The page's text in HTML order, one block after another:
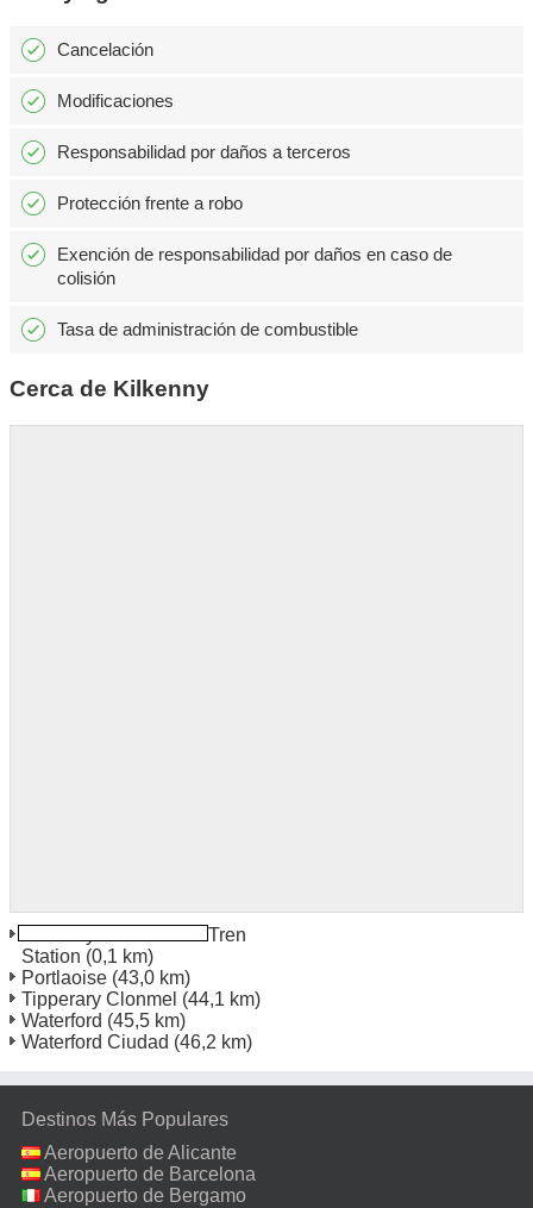
Cancelación
Modificaciones
Responsabilidad por daños a terceros
Protección frente a robo
Exención de responsabilidad por daños en caso de
colisión
Tasa de administración de combustible
Cerca de Kilkenny
Kilkenny Estación De Tren
Station (0,1 km)
Portlaoise (43,0 km)
Tipperary Clonmel (44,1 km)
Waterford (45,5 km)
Waterford Ciudad (46,2 km)
Destinos Más Populares
Aeropuerto de Alicante
Aeropuerto de Barcelona
Aeropuerto de Bergamo